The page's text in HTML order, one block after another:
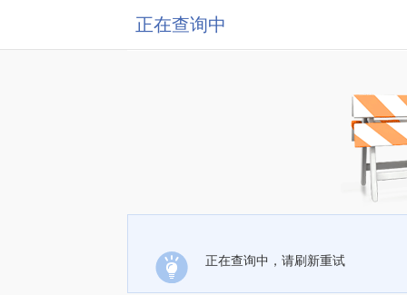
正在查询中
正在查询中，请刷新重试